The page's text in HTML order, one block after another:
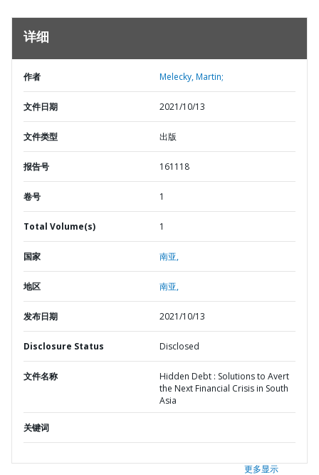
详细
作者 Melecky, Martin;
文件日期 2021/10/13
文件类型 出版
报告号 161118
卷号 1
Total Volume(s) 1
国家 南亚,
地区 南亚,
发布日期 2021/10/13
Disclosure Status Disclosed
文件名称
Hidden Debt : Solutions to Avert
the Next Financial Crisis in South
Asia
关键词
更多显示